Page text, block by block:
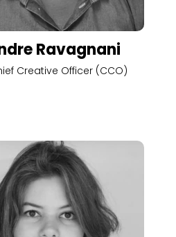
Ravagnani
Creative Officer (CCO)